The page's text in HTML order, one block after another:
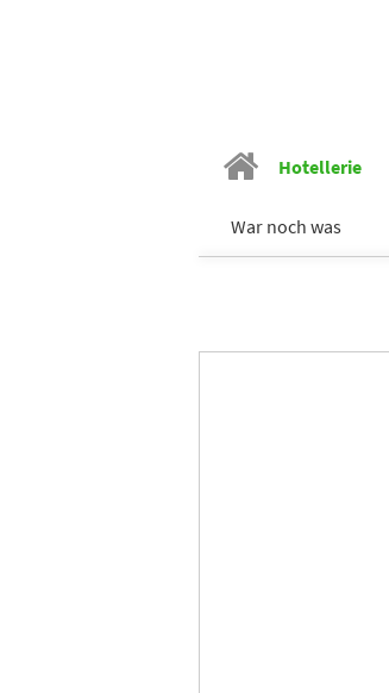
Hotellerie
War noch was